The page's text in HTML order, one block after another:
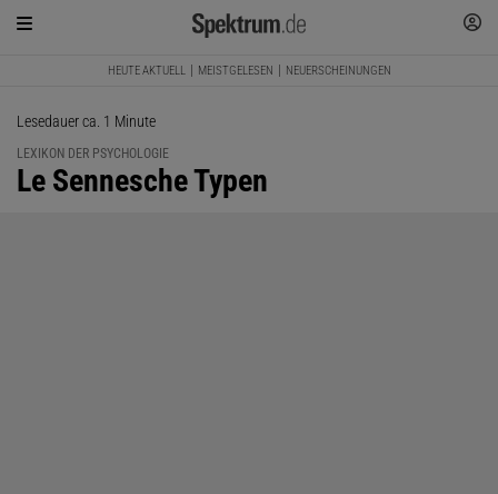
HEUTE AKTUELL MEISTGELESEN NEUERSCHEINUNGEN
Lesedauer ca. 1 Minute
LEXIKON DER PSYCHOLOGIE
:
Le Sennesche Typen